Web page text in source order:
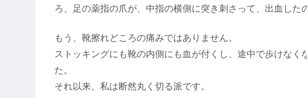
ろ、足の薬指の爪が、中指の横側に突き刺さって、出血した
もう、靴擦れどころの痛みではありません。
ストッキングにも靴の内側にも血が付くし、途中で歩けなく
た。
それ以来、私は断然丸く切る派です。